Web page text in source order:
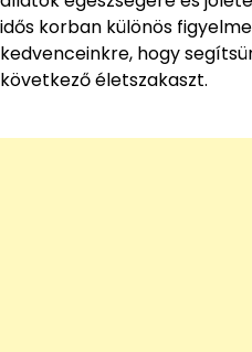
idős korban különös
kedvenceinkre, hogy
következő életszakaszt.